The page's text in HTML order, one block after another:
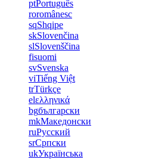
ptPortuguês
roromânesc
sqShqipe
skSlovenčina
slSlovenščina
fisuomi
svSvenska
viTiếng Việt
trTürkçe
elελληνικά
bgбългарски
mkМакедонски
ruРусский
srСрпски
ukУкраїнська